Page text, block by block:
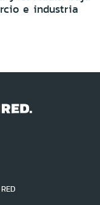
e industria